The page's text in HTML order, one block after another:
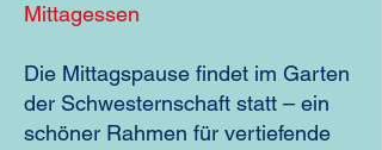
Mittagessen
Die Mittagspause findet im Garten
der Schwesternschaft statt – ein
schöner Rahmen für vertiefende